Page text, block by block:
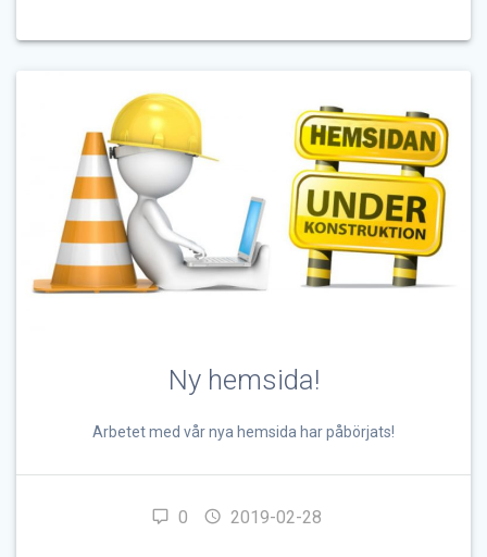
Ny hemsida!
Arbetet med vår nya hemsida har påbörjats!
0 2019-02-28